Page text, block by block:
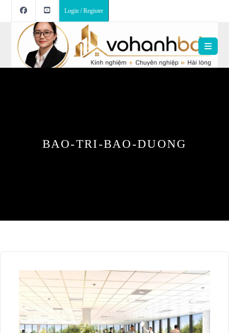
Login / Register
BAO-TRI-BAO-DUONG